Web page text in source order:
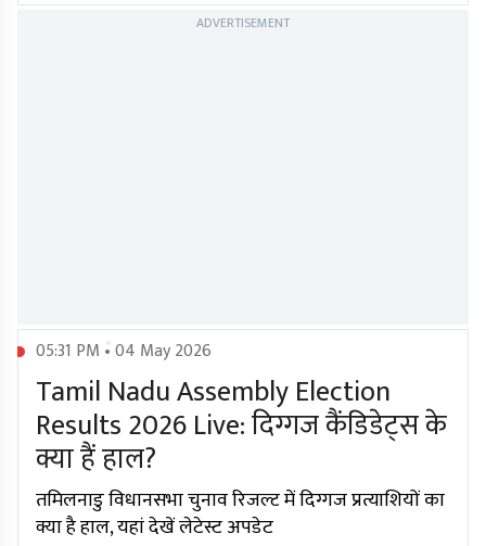
ADVERTISEMENT
05:31 PM • 04 May 2026
Tamil Nadu Assembly Election
Results 2026 Live: दिग्गज कैंडिडेट्स के
क्या हैं हाल?
तमिलनाडु विधानसभा चुनाव रिजल्ट में दिग्गज प्रत्याशियों का
क्या है हाल, यहां देखें लेटेस्ट अपडेट